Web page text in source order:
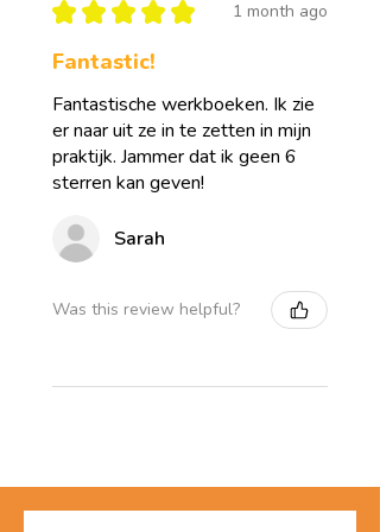
aansluit bij hun praktijk en doelgroep.
Met deze bundel haal je niet zomaar
losse oefeningen in huis, maar een
professioneel opgebouwde tool die
cliënten stap voor stap helpt groeien in
zelfvertrouwen, zelfinzicht en emotionele
veerkracht.
★ ★ ★ ★ ★ 1 month ago
Fantastic!
Fantastische werkboeken. Ik zie
er naar uit ze in te zetten in mijn
praktijk. Jammer dat ik geen 6
sterren kan geven!
Sarah
Was this review helpful?